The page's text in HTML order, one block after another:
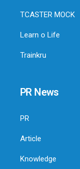
TCASTER MOCK
Learn o Life
Trainkru
PR News
PR
Article
Knowledge